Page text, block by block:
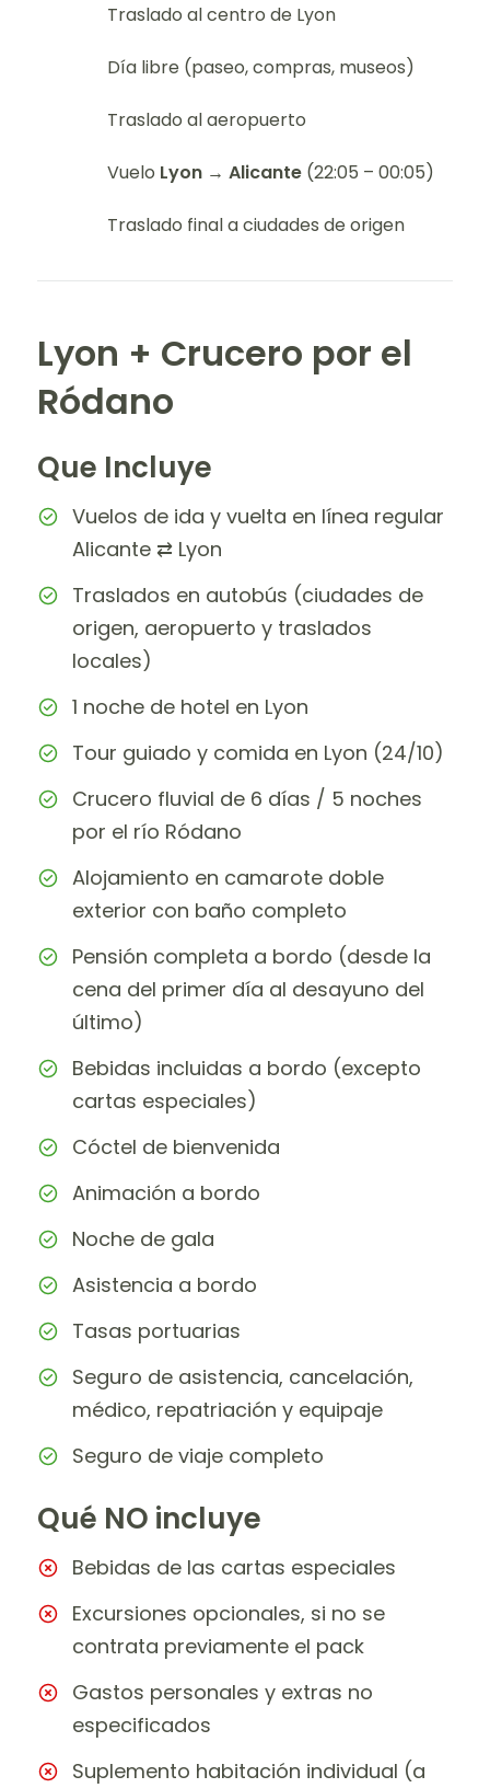
Traslado al centro de Lyon
Día libre (paseo, compras, museos)
Traslado al aeropuerto
Vuelo Lyon → Alicante (22:05 – 00:05)
Traslado final a ciudades de origen
Lyon + Crucero por el
Ródano
Que Incluye
Vuelos de ida y vuelta en línea regular
Alicante ⇄ Lyon
Traslados en autobús (ciudades de
origen, aeropuerto y traslados
locales)
1 noche de hotel en Lyon
Tour guiado y comida en Lyon (24/10)
Crucero fluvial de 6 días / 5 noches
por el río Ródano
Alojamiento en camarote doble
exterior con baño completo
Pensión completa a bordo (desde la
cena del primer día al desayuno del
último)
Bebidas incluidas a bordo (excepto
cartas especiales)
Cóctel de bienvenida
Animación a bordo
Noche de gala
Asistencia a bordo
Tasas portuarias
Seguro de asistencia, cancelación,
médico, repatriación y equipaje
Seguro de viaje completo
Qué NO incluye
Bebidas de las cartas especiales
Excursiones opcionales, si no se
contrata previamente el pack
Gastos personales y extras no
especificados
Suplemento habitación individual (a